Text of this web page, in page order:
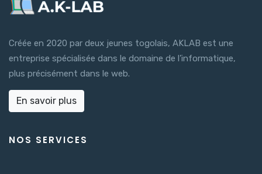
Créée en 2020 par deux jeunes togolais, AKLAB est une
entreprise spécialisée dans le domaine de l’informatique,
plus précisément dans le web.
En savoir plus
NOS SERVICES